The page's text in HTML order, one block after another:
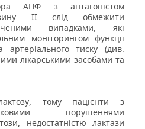
АПФ з антагоністом
II слід обмежити
випадками, які
моніторингом функції
тиску (див.
лікарськими засобами та
тому пацієнти з
порушеннями
недостатністю лактази